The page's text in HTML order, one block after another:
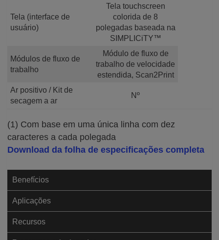
Tela (interface de
usuário)
Tela touchscreen
colorida de 8
polegadas baseada na
SIMPLICiTY™
Módulos de fluxo de
trabalho
Módulo de fluxo de
trabalho de velocidade
estendida, Scan2Print
Ar positivo / Kit de
secagem a ar
Nº
(1) Com base em uma única linha com dez
caracteres a cada polegada
Download da folha de especificações completa
Benefícios
Aplicações
Recursos